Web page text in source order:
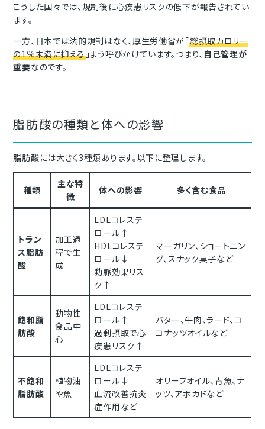
こうした国々では、規制後に心疾患リスクの低下が報告されてい
ます。
一方、日本では法的規制はなく、厚生労働省が「総摂取カロリー
の1％未満に抑える」よう呼びかけています。つまり、 自己管理が
重要なのです。
脂肪酸の種類と体への影響
脂肪酸には大きく3種類あります。以下に整理します。
種類
主な特
徴
体への影響 多く含む食品
トラン
ス脂肪
酸
加工過
程で生
成
LDLコレステ
ロール↑
HDLコレステ
ロール↓
動脈効果リス
ク↑
マーガリン、ショートニン
グ、スナック菓子など
飽和脂
肪酸
動物性
食品中
心
LDLコレステ
ロール↑
過剰摂取で心
疾患リスク↑
バター、牛肉、ラード、コ
コナッツオイルなど
不飽和
脂肪酸
植物油
や魚
LDLコレステ
ロール↓
血流改善抗炎
症作用など
オリーブオイル、青魚、ナ
ッツ、アボカドなど